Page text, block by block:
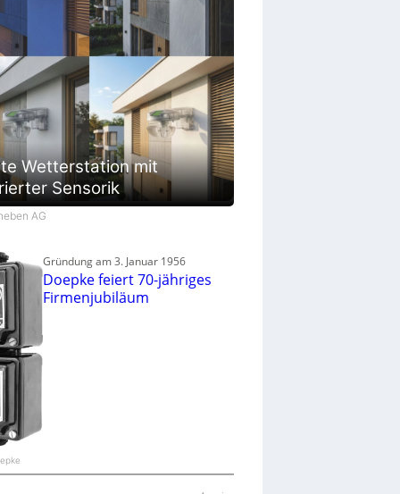
Wetterstation mit
Sensorik
AG
Gründung am 3. Januar 1956
Doepke feiert 70-jähriges
Firmenjubiläum